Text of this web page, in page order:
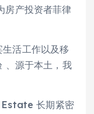
房产投资者菲律
活工作以及移
、源于本土，我
长期紧密